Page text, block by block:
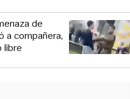
de
a compañera,
libre